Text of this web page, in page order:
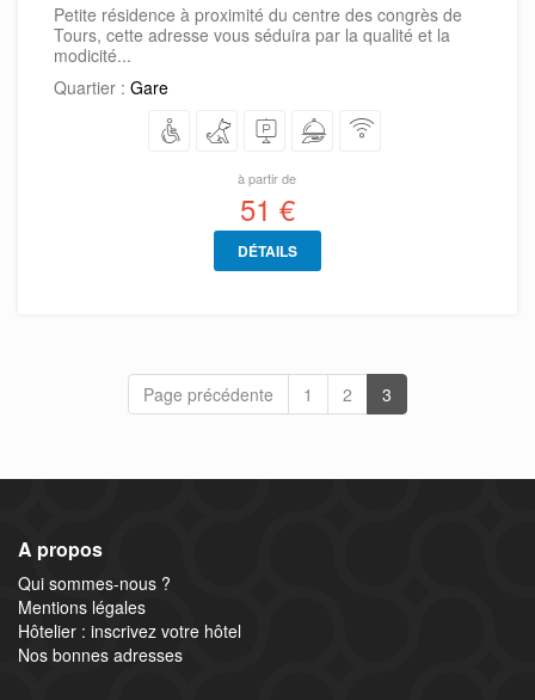
Petite résidence à proximité du centre des congrès de
Tours, cette adresse vous séduira par la qualité et la
modicité...
Quartier : Gare
à partir de
51 €
DÉTAILS
Page précédente 1 2 3
A propos
Qui sommes-nous ?
Mentions légales
Hôtelier : inscrivez votre hôtel
Nos bonnes adresses